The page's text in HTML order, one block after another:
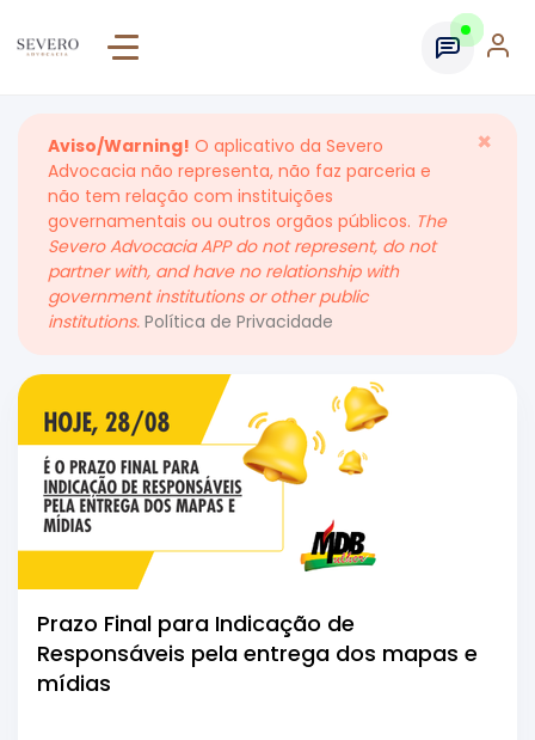
Aviso/Warning! O aplicativo da Severo
Advocacia não representa, não faz parceria e
não tem relação com instituições
governamentais ou outros orgãos públicos. The
Severo Advocacia APP do not represent, do not
partner with, and have no relationship with
government institutions or other public
institutions. Política de Privacidade
×
Prazo Final para Indicação de
Responsáveis pela entrega dos mapas e
mídias